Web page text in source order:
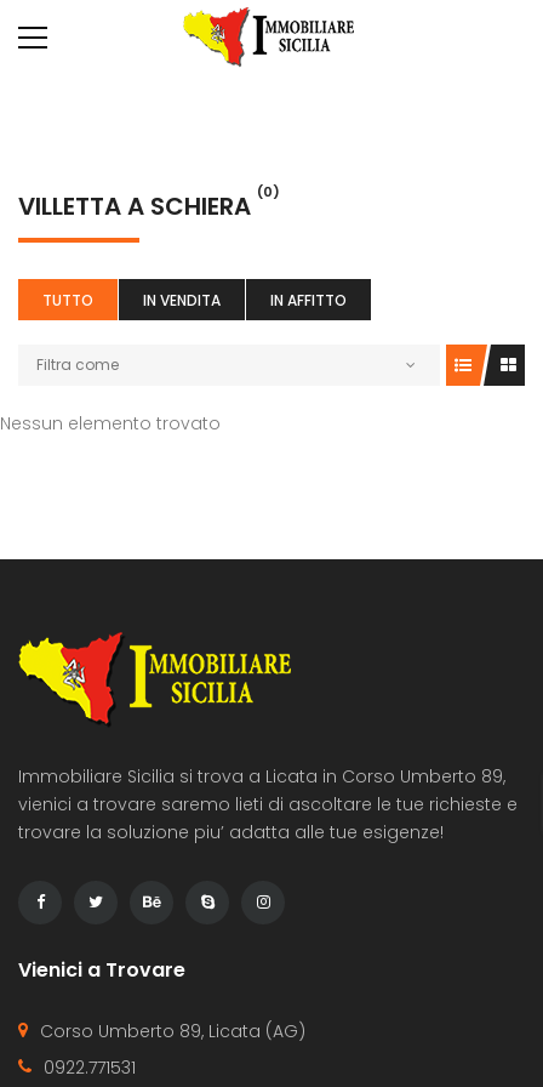
VILLETTA A SCHIERA (0)
TUTTO IN VENDITA IN AFFITTO
Filtra come
Nessun elemento trovato
Immobiliare Sicilia si trova a Licata in Corso Umberto 89,
vienici a trovare saremo lieti di ascoltare le tue richieste e
trovare la soluzione piu’ adatta alle tue esigenze!
Vienici a Trovare
Corso Umberto 89, Licata (AG)
0922.771531